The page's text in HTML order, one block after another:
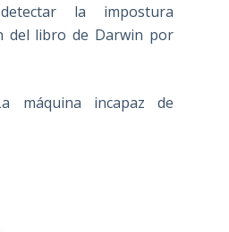
la impostura
del libro de Darwin por
máquina incapaz de